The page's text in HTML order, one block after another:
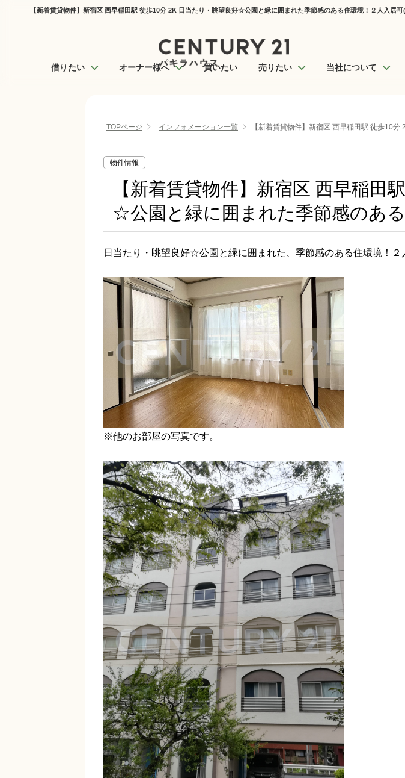
【新着賃貸物件】新宿区 西早稲田駅 徒歩10分 2K 日当たり・眺望良好☆公園と緑に囲まれた季節感のある住環境！２人入
借りたい オーナー様へ 買いたい 売りたい 当社について
TOPページ インフォメーション一覧 【新着賃貸物件】新宿区 西早稲田駅 徒歩10
物件情報
【新着賃貸物件】新宿区 西早稲田
☆公園と緑に囲まれた季節感のあ
日当たり・眺望良好☆公園と緑に囲まれた、季節感のある住環境！
※他のお部屋の写真です。